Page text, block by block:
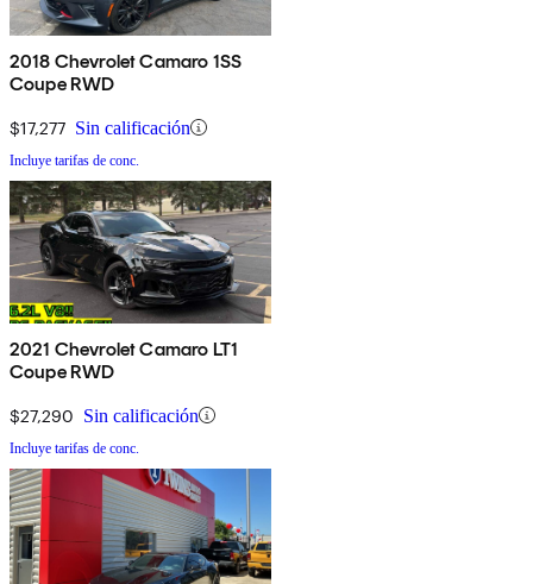
2018 Chevrolet Camaro 1SS
Coupe RWD
$17,277 Sin calificación
Incluye tarifas de conc.
2021 Chevrolet Camaro LT1
Coupe RWD
$27,290 Sin calificación
Incluye tarifas de conc.